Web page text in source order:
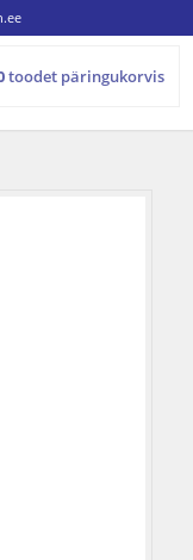
toodet päringukorvis